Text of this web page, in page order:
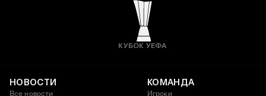
КУБОК УЕФА
НОВОСТИ
Все новости
КОМАНДА
Игроки